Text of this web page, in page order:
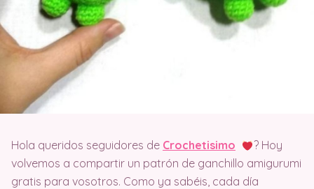
Hola queridos seguidores de Crochetisimo
? Hoy
volvemos a compartir un patrón de ganchillo amigurumi
gratis para vosotros. Como ya sabéis, cada día